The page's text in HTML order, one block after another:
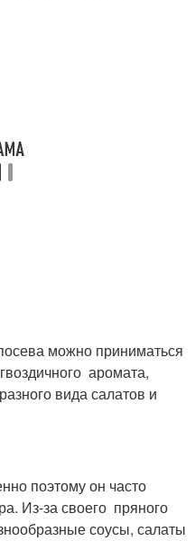
можно приниматься
аромата,
вида салатов и
поэтому он часто
Из-за своего пряного
соусы, салаты